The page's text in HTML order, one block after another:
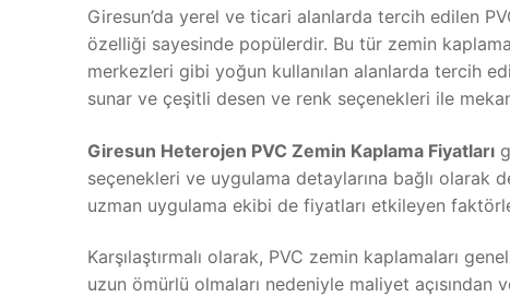
Giresun’da yerel ve ticari alanlarda tercih edilen
özelliği sayesinde popülerdir. Bu tür zemin
merkezleri gibi yoğun kullanılan alanlarda tercih
sunar ve çeşitli desen ve renk seçenekleri ile
Giresun Heterojen PVC Zemin Kaplama Fiyatları
seçenekleri ve uygulama detaylarına bağlı olarak
uzman uygulama ekibi de fiyatları etkileyen
Karşılaştırmalı olarak, PVC zemin kaplamaları
uzun ömürlü olmaları nedeniyle maliyet